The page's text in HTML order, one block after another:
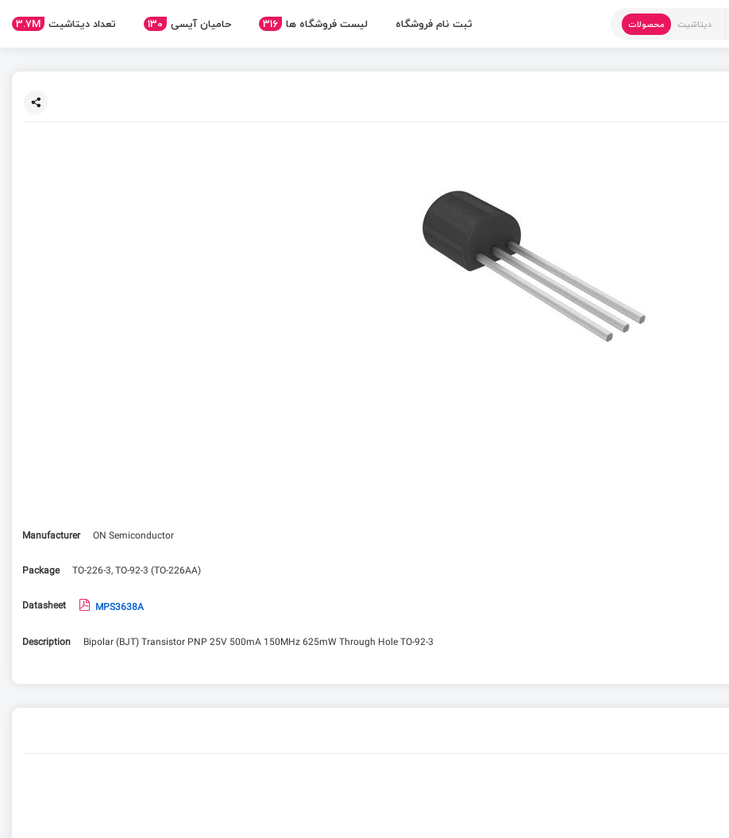
دیتاشیت محصولات ثبت نام فروشگاه لیست فروشگاه ها 316 حامیان آیسی 130 تعداد دیتاشیت 3.7M
Manufacturer
ON Semiconductor
Package TO-226-3, TO-92-3 (TO-226AA)
Datasheet MPS3638A
Description Bipolar (BJT) Transistor PNP 25V 500mA 150MHz 625mW Through Hole TO-92-3